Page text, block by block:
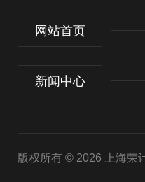
网站首页
新闻中心
版权所有 © 2026 上海荣